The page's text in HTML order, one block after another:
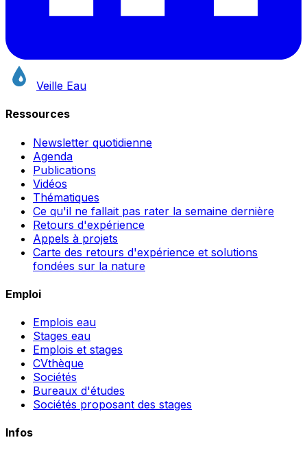
Veille Eau
Ressources
Newsletter quotidienne
Agenda
Publications
Vidéos
Thématiques
Ce qu'il ne fallait pas rater la semaine dernière
Retours d'expérience
Appels à projets
Carte des retours d'expérience et solutions
fondées sur la nature
Emploi
Emplois eau
Stages eau
Emplois et stages
CVthèque
Sociétés
Bureaux d'études
Sociétés proposant des stages
Infos